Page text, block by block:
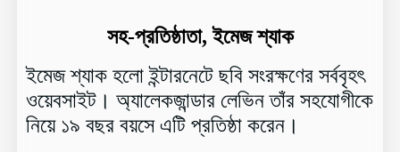
সহ-প্রতিষ্ঠাতা, ইমেজ শ্যাক
ইমেজ শ্যাক হলো ইন্টারনেটে ছবি সংরক্ষণের সর্ববৃহৎ
ওয়েবসাইট। অ্যালেকজান্ডার লেভিন তাঁর সহযোগীকে
নিয়ে ১৯ বছর বয়সে এটি প্রতিষ্ঠা করেন।